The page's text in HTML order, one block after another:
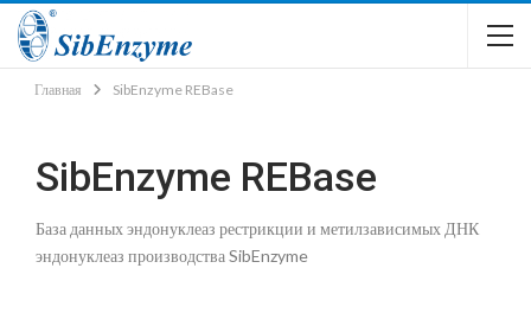
Главная SibEnzyme REBase
SibEnzyme REBase
База данных эндонуклеаз рестрикции и метилзависимых ДНК
эндонуклеаз производства SibEnzyme